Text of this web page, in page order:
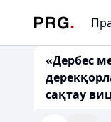
«Дербес
сақтау